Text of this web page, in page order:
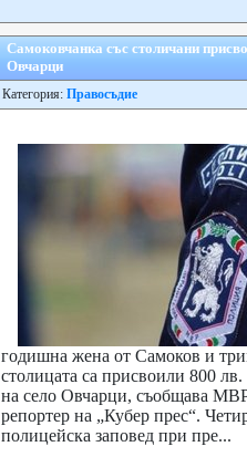
Самоковчанка със столичани
Овчарци
Категория: Правосъдие
годишна жена от Самоков и
столицата са присвоили 800
на село Овчарци, съобщава
репортер на „Кубер прес“.
полицейска заповед при пре...